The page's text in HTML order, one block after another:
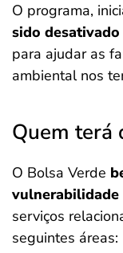
O programa,
sido
para ajudar as
ambiental nos
Quem terá
O Bolsa Verde
vulnerabilidade
serviços
seguintes áreas: